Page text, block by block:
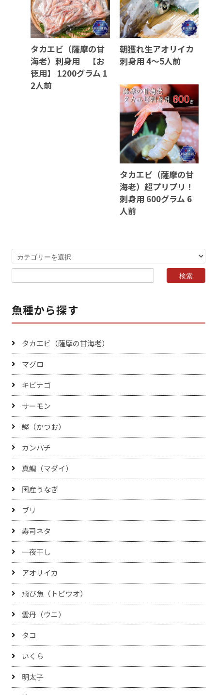
タカエビ（薩摩の甘
海老）刺身用 【お
徳用】 1200グラム 1
2人前
朝獲れ生アオリイカ
刺身用 4～5人前
タカエビ（薩摩の甘
海老）超プリプリ！
刺身用 600グラム 6
人前
魚種から探す
タカエビ（薩摩の甘海老）
マグロ
キビナゴ
サーモン
鰹（かつお）
カンパチ
真鯛（マダイ）
国産うなぎ
ブリ
寿司ネタ
一夜干し
アオリイカ
飛び魚（トビウオ）
雲丹（ウニ）
タコ
いくら
明太子